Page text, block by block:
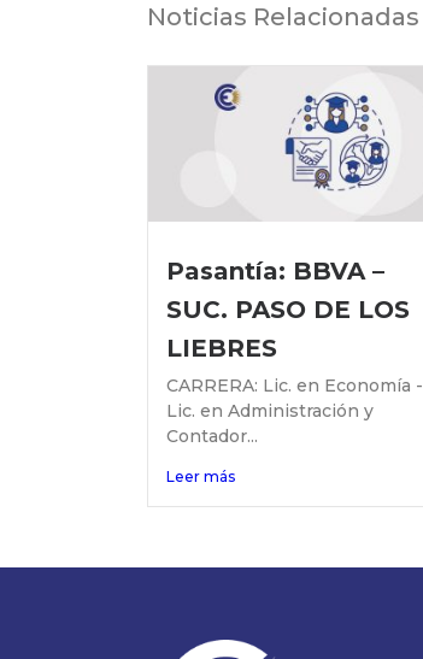
Noticias Relacionadas
Pasantía: BBVA –
SUC. PASO DE LOS
LIEBRES
CARRERA: Lic. en Economía -
Lic. en Administración y
Contador...
Leer más